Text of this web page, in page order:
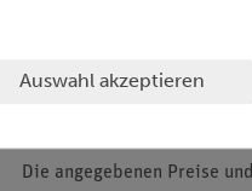
Chemikalien an
ChemVerbotsV dürfen wir
autorisierte
Forschungs-,
Die angegebenen Preise
Auswahl akzeptieren